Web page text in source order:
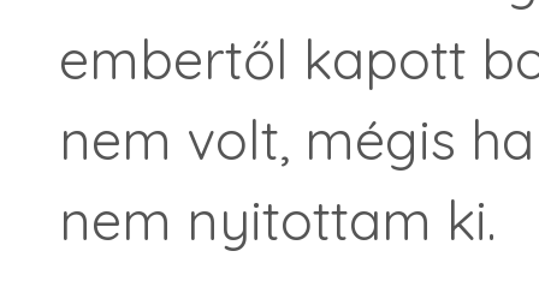
embertől kapott
nem volt, mégis
nem nyitottam ki.